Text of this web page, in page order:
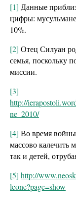
[1] Данные
цифры:
10%.
[2] Отец Силуан
семья, поскольку
миссии.
[3]
http://
ne_2010/
[4] Во время
массово калечить
так и детей,
[5] http://
leone?page=show